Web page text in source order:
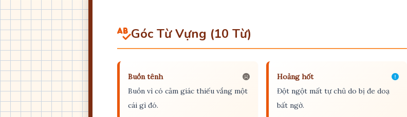
Góc Từ Vựng (10 Từ)
Buồn tênh
Buồn vì có cảm giác thiếu vắng một
cái gì đó.
Hoảng hốt
Đột ngột mất tự chủ do bị đe doạ
bất ngờ.